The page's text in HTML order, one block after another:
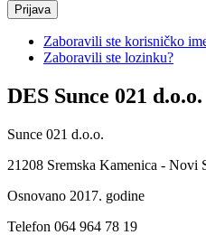
Prijava
Zaboravili ste korisničko
Zaboravili ste lozinku?
DES Sunce 021 d.o.o.
Sunce 021 d.o.o.
21208 Sremska Kamenica - Novi
Osnovano 2017. godine
Telefon 064 964 78 19